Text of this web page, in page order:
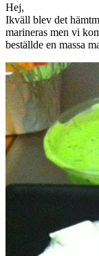
Hej,
Ikväll blev det
marineras men vi
beställde en massa